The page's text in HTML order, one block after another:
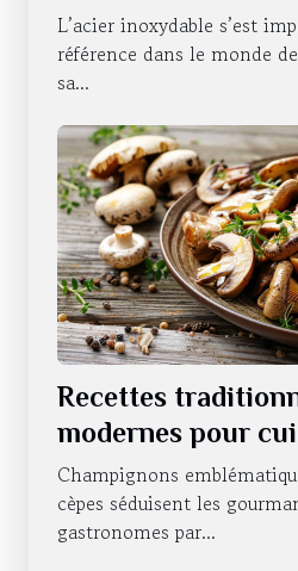
chaque occasion
L’acier inoxydable s’est
référence dans le monde
sa...
Recettes
modernes pour
cèpes
Champignons
cèpes séduisent les
gastronomes par...